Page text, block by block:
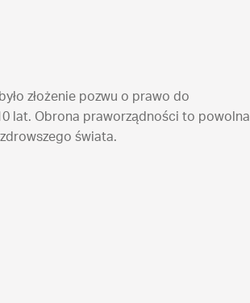
złożenie pozwu o prawo do
lat. Obrona praworządności to powolna
świata.